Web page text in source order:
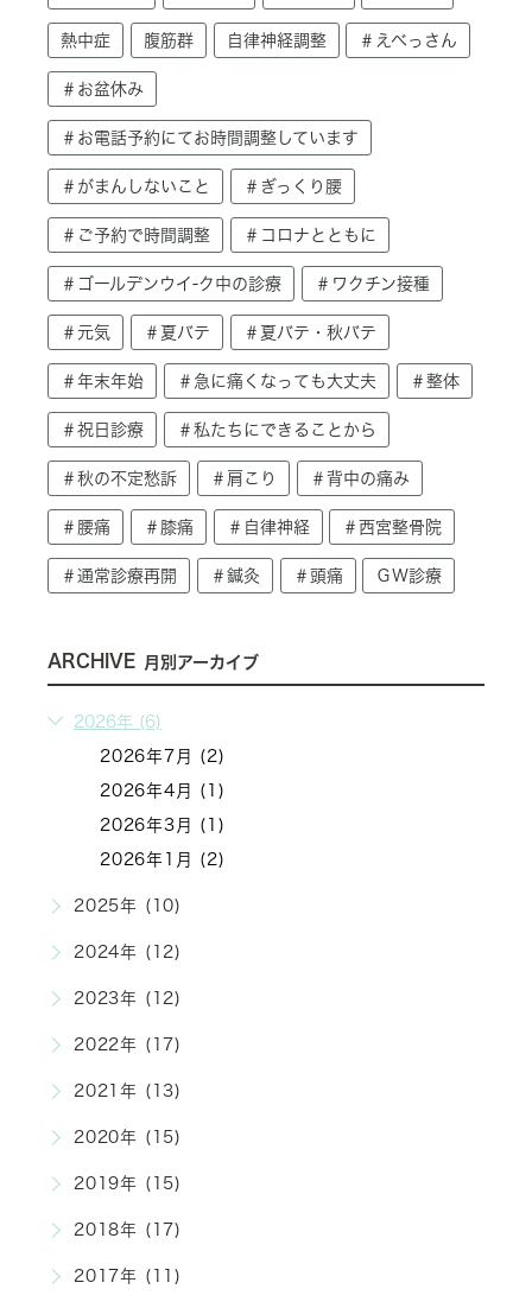
熱中症 腹筋群 自律神経調整 ＃えべっさん
＃お盆休み
＃お電話予約にてお時間調整しています
＃がまんしないこと ＃ぎっくり腰
＃ご予約で時間調整 ＃コロナとともに
＃ゴールデンウイ-ク中の診療 ＃ワクチン接種
＃元気 ＃夏バテ ＃夏バテ・秋バテ
＃年末年始 ＃急に痛くなっても大丈夫 ＃整体
＃祝日診療 ＃私たちにできることから
＃秋の不定愁訴 ＃肩こり ＃背中の痛み
＃腰痛 ＃膝痛 ＃自律神経 ＃西宮整骨院
＃通常診療再開 ＃鍼灸 ＃頭痛 ＧＷ診療
ARCHIVE 月別アーカイブ
2026年 (6)
2026年7月 (2)
2026年4月 (1)
2026年3月 (1)
2026年1月 (2)
2025年 (10)
2024年 (12)
2023年 (12)
2022年 (17)
2021年 (13)
2020年 (15)
2019年 (15)
2018年 (17)
2017年 (11)